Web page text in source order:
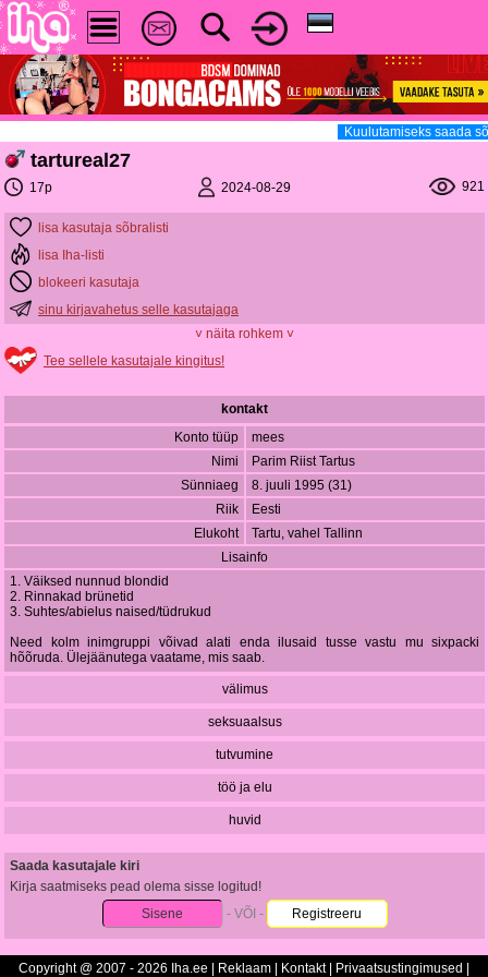
Kuulutamiseks saada
tartureal27
17p 2024-08-29 921
lisa kasutaja sõbralisti
lisa Iha-listi
blokeeri kasutaja
sinu kirjavahetus selle kasutajaga
˅ näita rohkem ˅
Tee sellele kasutajale kingitus!
kontakt
Konto tüüp
mees
Nimi
Parim Riist Tartus
Sünniaeg
8. juuli 1995 (31)
Riik
Eesti
Elukoht
Tartu, vahel Tallinn
Lisainfo
1. Väiksed nunnud blondid
2. Rinnakad brünetid
3. Suhtes/abielus naised/tüdrukud
Need kolm inimgruppi võivad alati enda ilusaid tusse vastu mu sixpacki
hõõruda. Ülejäänutega vaatame, mis saab.
välimus
seksuaalsus
tutvumine
töö ja elu
huvid
Saada kasutajale kiri
Kirja saatmiseks pead olema sisse logitud!
Sisene
- VÕI - Registreeru
Copyright @ 2007 - 2026 Iha.ee | Reklaam Kontakt| Privaatsustingimused